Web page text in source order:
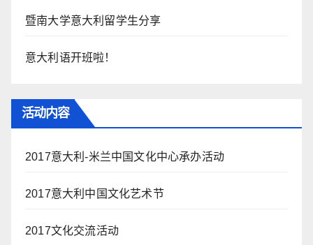
暨南大学意大利留学生分享
意大利语开班啦！
活动内容
2017意大利-米兰中国文化中心承办活动
2017意大利中国文化艺术节
2017文化交流活动